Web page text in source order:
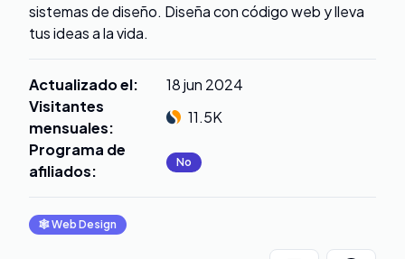
sistemas de diseño. Diseña con código web y lleva
tus ideas a la vida.
Actualizado el:
18 jun 2024
Visitantes
mensuales:
11.5K
Programa de
afiliados: No
🕸Web Design